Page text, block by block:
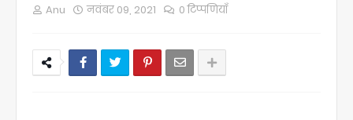
Anu नवंबर 09, 2021 0 टिप्पणियाँ